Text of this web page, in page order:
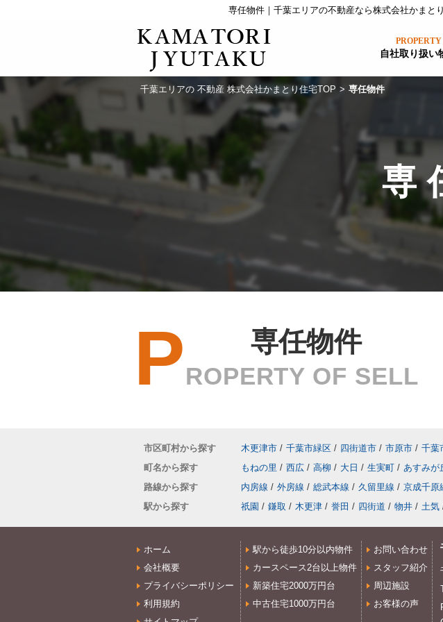
専任物件｜千葉エリアの不動産なら株式会社かまと
PROPERTY
自社取り扱い
千葉エリアの 不動産 株式会社かまとり住宅TOP > 専任物件
専
専任物件
PROPERTY OF SELL
市区町村から探す 木更津市 / 千葉市緑区 / 四街道市 / 市原市 / 千葉
町名から探す
もねの里 / 西広 / 高柳 / 大日 / 生実町 / あすみが
路線から探す
内房線 / 外房線 / 総武本線 / 久留里線 / 京成千原
駅から探す
祇園 / 鎌取 / 木更津 / 誉田 / 四街道 / 物井 / 土気
ホーム
会社概要
プライバシーポリシー
利用規約
駅から徒歩10分以内物件
カースペース2台以上物件
新築住宅2000万円台
中古住宅1000万円台
お問い合わせ
スタッフ紹介
周辺施設
お客様の声